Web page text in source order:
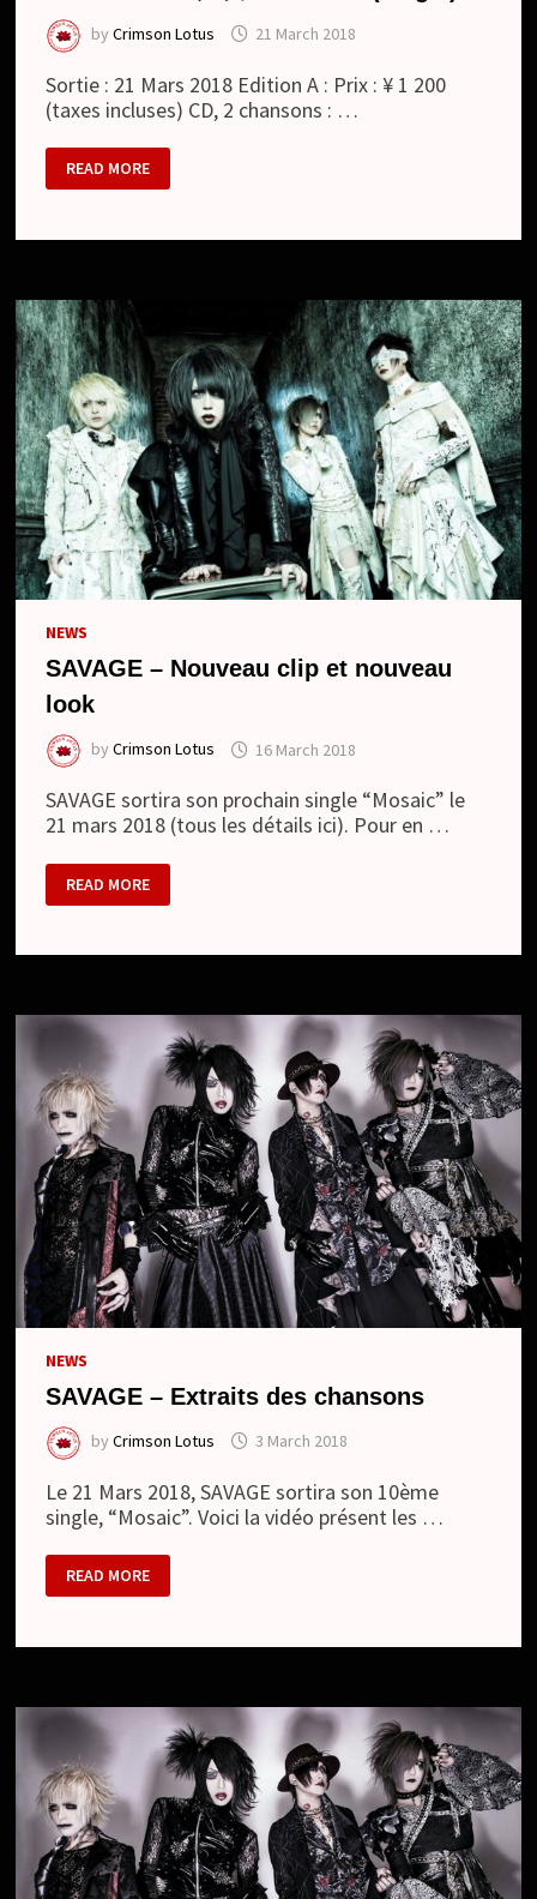
byCrimson Lotus 21 March 2018
Sortie : 21 Mars 2018 Edition A : Prix : ¥ 1 200
(taxes incluses) CD, 2 chansons : …
SAVAGE
:
モ
ク
(SINGLE)
READ MORE
NEWS
SAVAGE – Nouveau clip et nouveau
look
byCrimson Lotus 16 March 2018
SAVAGE sortira son prochain single “Mosaic” le
21 mars 2018 (tous les détails ici). Pour en …
SAVAGE
–
NOUVEAU
NOUVEAU
READ MORE
NEWS
SAVAGE – Extraits des chansons
byCrimson Lotus 3 March 2018
Le 21 Mars 2018, SAVAGE sortira son 10ème
single, “Mosaic”. Voici la vidéo présent les …
SAVAGE
–
EXTRAITS
READ MORE